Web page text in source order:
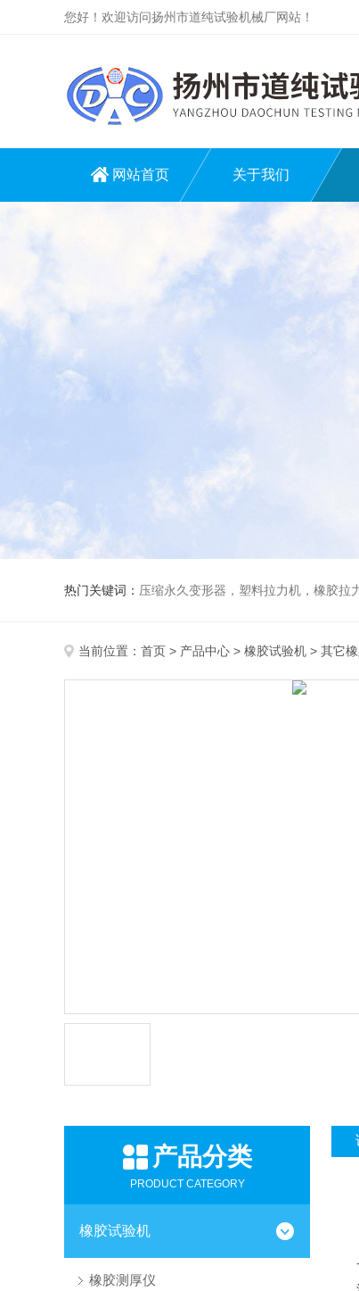
您好！欢迎访问扬州市道纯试验机械厂网站！
网站首页 关于我们
热门关键词： 压缩永久变形器，塑料拉力机，橡胶拉
当前位置： 首页 > 产品中心 > 橡胶试验机 > 其它
产品分类
PRODUCT CATEGORY
橡胶试验机
橡胶测厚仪
【
【
一